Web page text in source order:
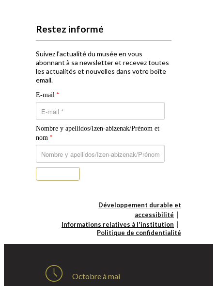
Restez informé
Suivez l'actualité du musée en vous
abonnant à sa newsletter et recevez toutes
les actualités et nouvelles dans votre boîte
email.
E-mail *
Nombre y apellidos/Izen-abizenak/Prénom et
nom *
Développement durable et
accessibilité
Informations relatives à l'institution
Politique de confidentialité
Octobre à mai